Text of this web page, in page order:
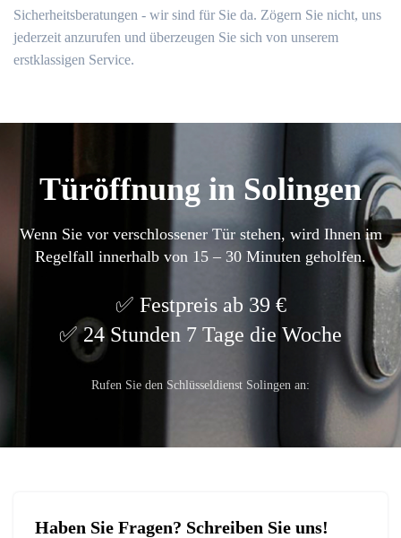
Sicherheitsberatungen - wir sind für Sie da. Zögern Sie nicht, uns
jederzeit anzurufen und überzeugen Sie sich von unserem
erstklassigen Service.
Türöffnung in Solingen
Wenn Sie vor verschlossener Tür stehen, wird Ihnen im
Regelfall innerhalb von 15 – 30 Minuten geholfen.
Festpreis ab 39 €
24 Stunden 7 Tage die Woche
Rufen Sie den Schlüsseldienst Solingen an:
Haben Sie Fragen? Schreiben Sie uns!